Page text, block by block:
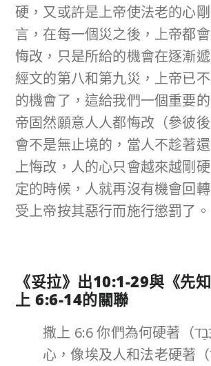
硬，又或許是上帝使法老的心
言，在每一個災之後，上帝都
悔改，只是所給的機會在逐漸
經文的第八和第九災，上帝已
的機會了，這給我們一個重要
帝固然願意人人都悔改（參彼
會不是無止境的，當人不趁著
上悔改，人的心只會越來越剛
定的時候，人就再沒有機會回
受上帝按其惡行而施行懲罰了。
《妥拉》出10:1-29與《先
上 6:6-14的關聯